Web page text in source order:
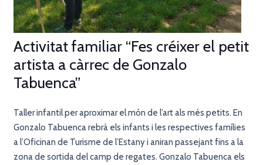
Activitat familiar “Fes créixer el petit
artista a càrrec de Gonzalo
Tabuenca”
Taller infantil per aproximar el món de l’art als més petits. En
Gonzalo Tabuenca rebrà els infants i les respectives famílies
a l’Oficinan de Turisme de l’Estany i aniran passejant fins a la
zona de sortida del camp de regates. Gonzalo Tabuenca els